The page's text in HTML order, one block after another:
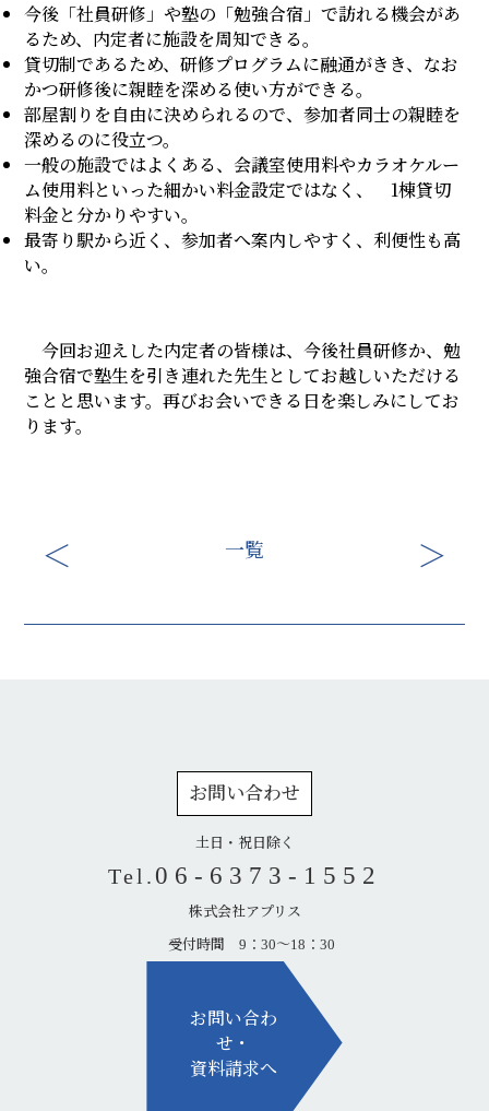
今後「社員研修」や塾の「勉強合宿」で訪れる機会があ
るため、内定者に施設を周知できる。
貸切制であるため、研修プログラムに融通がきき、なお
かつ研修後に親睦を深める使い方ができる。
部屋割りを自由に決められるので、参加者同士の親睦を
深めるのに役立つ。
一般の施設ではよくある、会議室使用料やカラオケルー
ム使用料といった細かい料金設定ではなく、 1棟貸切
料金と分かりやすい。
最寄り駅から近く、参加者へ案内しやすく、利便性も高
い。
今回お迎えした内定者の皆様は、今後社員研修か、勉
強合宿で塾生を引き連れた先生としてお越しいただける
ことと思います。再びお会いできる日を楽しみにしてお
ります。
一覧
お問い合わせ
土日・祝日除く
Tel. 06-6373-1552
株式会社アプリス
受付時間 9：30～18：30
お問い合わ
せ・
資料請求へ